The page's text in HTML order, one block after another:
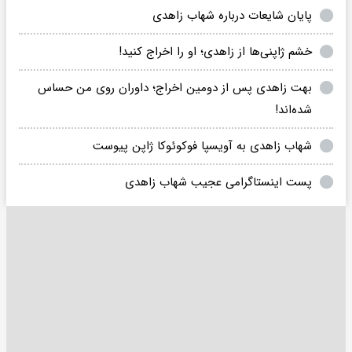
پایان شایعات درباره شهاب زاهدی
خشم ژاپنی‌ها از زاهدی؛ او را اخراج کنید!
بهت زاهدی پس از دومین اخراج؛ داوران روی من حساس
شده‌اند!
شهاب زاهدی به آویسپا فوکوئوکا ژاپن پیوست
پست اینستاگرامی عجیب شهاب زاهدی